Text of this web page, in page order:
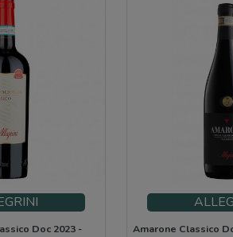
Doc 2023 -
Amarone Classico